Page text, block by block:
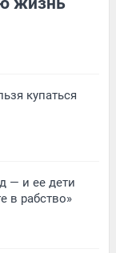
купаться
— и ее дети
в рабство»